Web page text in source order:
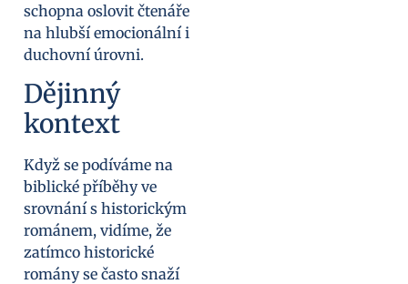
schopna oslovit čtenáře
na hlubší emocionální i
duchovní úrovni.
Dějinný
kontext
Když se podíváme na
biblické příběhy ve
srovnání s historickým
románem, vidíme, že
zatímco historické
romány se často snaží